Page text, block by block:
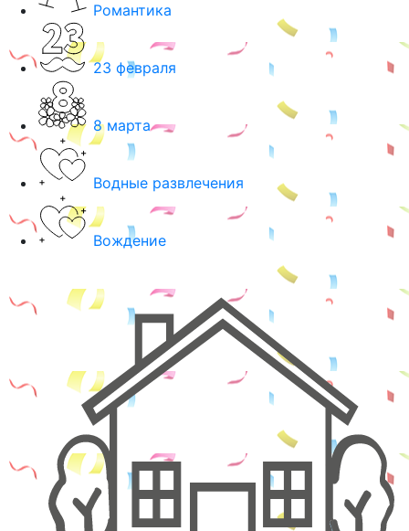
Романтика
23 февраля
8 марта
Водные развлечения
Вождение